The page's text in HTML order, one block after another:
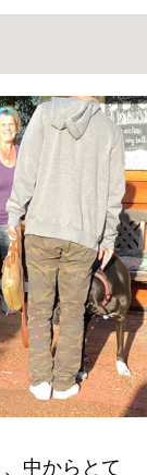
中からとて